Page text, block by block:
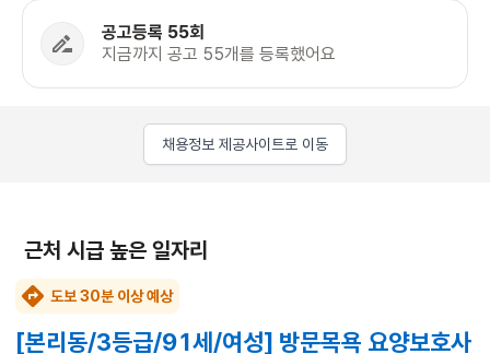
공고등록 55회
지금까지 공고 55개를 등록했어요
채용정보 제공사이트로 이동
근처 시급 높은 일자리
도보 30분 이상 예상
[본리동/3등급/91세/여성] 방문목욕 요양보호사